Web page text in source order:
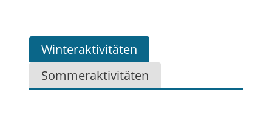
Winteraktivitäten
Sommeraktivitäten